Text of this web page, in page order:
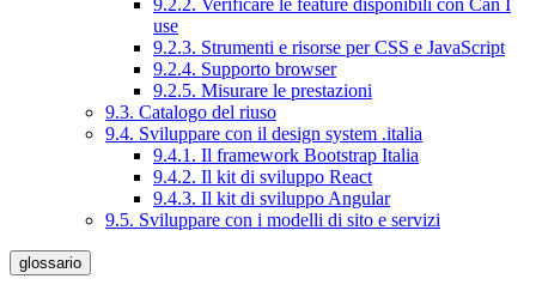
9.2.2. Verificare le feature disponibili con Can I
use
9.2.3. Strumenti e risorse per CSS e JavaScript
9.2.4. Supporto browser
9.2.5. Misurare le prestazioni
9.3. Catalogo del riuso
9.4. Sviluppare con il design system .italia
9.4.1. Il framework Bootstrap Italia
9.4.2. Il kit di sviluppo React
9.4.3. Il kit di sviluppo Angular
9.5. Sviluppare con i modelli di sito e servizi
glossario